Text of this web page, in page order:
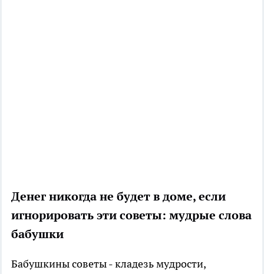
Денег никогда не будет в доме, если
игнорировать эти советы: мудрые слова
бабушки
Бабушкины советы - кладезь мудрости,